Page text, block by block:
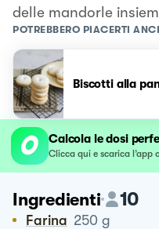
delle mandorle
POTREBBERO PIACERTI
Biscotti alla
Calcola le dosi
Clicca qui e scarica l’app
Ingredienti 10
Farina 250 g